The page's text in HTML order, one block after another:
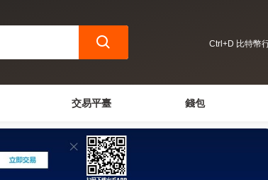
Ctrl+D 比特幣
交易平臺 錢包